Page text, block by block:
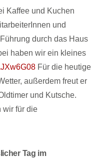
Kaffee und Kuchen
und
durch das Haus
haben wir ein kleines
Für die heutige
außerdem freut er
und Kutsche.
wir für die
Tag im